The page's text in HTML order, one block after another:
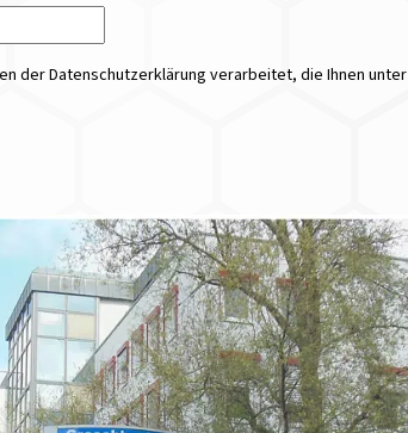
der Datenschutzerklärung verarbeitet, die Ihnen unter